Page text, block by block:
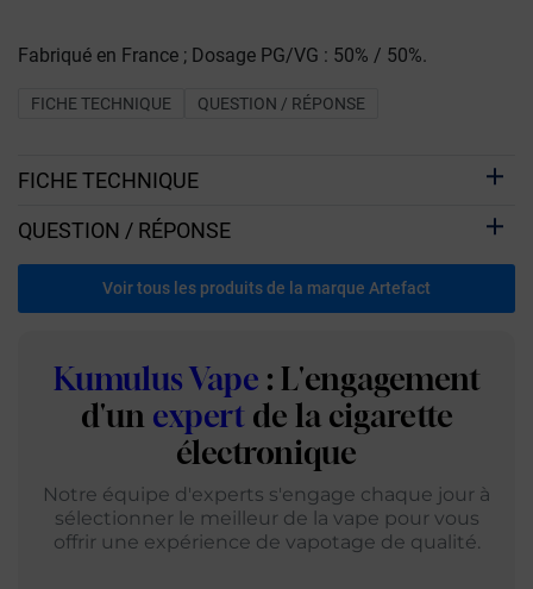
Fabriqué en France ; Dosage PG/VG : 50% / 50%.
FICHE TECHNIQUE QUESTION / RÉPONSE
FICHE TECHNIQUE
QUESTION / RÉPONSE
Voir tous les produits de la marque Artefact
Kumulus Vape : L'engagement
d'un expert de la cigarette
électronique
Notre équipe d'experts s'engage chaque jour à
sélectionner le meilleur de la vape pour vous
offrir une expérience de vapotage de qualité.